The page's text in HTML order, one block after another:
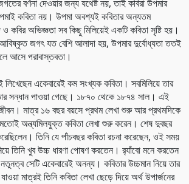
বর্ণনা দেওয়ার জন্য যথেষ্ট নয়, তাই কবিরা উপমার
কবিতা নয়। উপমা অবশ্যই কবিতার অন্যতম
কবির অভিজ্ঞতা সব কিছু মিলিয়েই একটি কবিতা সৃষ্টি হয়।
জগৎ যত বেশি আলাদা হয়, উপমার দুর্বোধ্যতা ততই
আসে পরাবাস্তবতা।
একেবারেই কম সংখ্যক কবিতা। সবমিলিয়ে তার
সন্ধান পাওয়া গেছে। ১৮৭০ থেকে ১৮৭৪ সাল। এই
মাত্র ১৬ বছর বয়সে প্রথম লেখা শুরু আর প্রথমদিকে
অন্ত্যমিলযুক্ত কবিতা লেখা শুরু করেন। শেষ দুবছর
তিনি যে পাঁচবছর কবিতা রচনা করেছেন, ওই সময়
তিনি খুব উচ্চ ধারণা পোষণ করতেন। র‌্যাঁবো মনে করতেন
সেটি একেবারেই অনন্য। কবিতার উচ্চমান নিয়ে তার
মাত্রই তিনি কবিতা লেখা ছেড়ে দিয়ে অর্থ উপার্জনের